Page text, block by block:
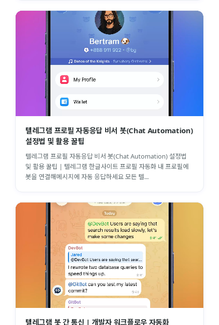
텔레그램 프로필 자동응답 비서 봇(Chat Automation)
설정법 및 활용 꿀팁
텔레그램 프로필 자동응답 비서 봇(Chat Automation) 설정법
및 활용 꿀팁 | 텔레그램 한글사이트 프로필 자동화 내 프로필에
봇을 연결해메시지에 자동 응답하세요 모든 텔...
텔레그램 봇 간 통신 | 개발자 워크플로우 자동화